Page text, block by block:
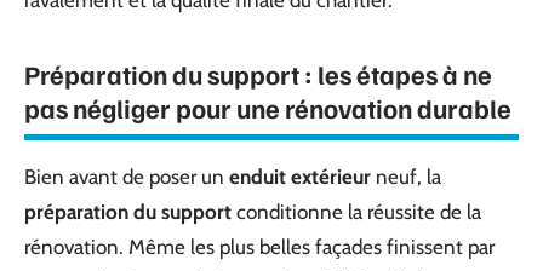
Préparation du support : les étapes à ne
pas négliger pour une rénovation durable
Bien avant de poser un enduit extérieur neuf, la
préparation du support conditionne la réussite de la
rénovation. Même les plus belles façades finissent par